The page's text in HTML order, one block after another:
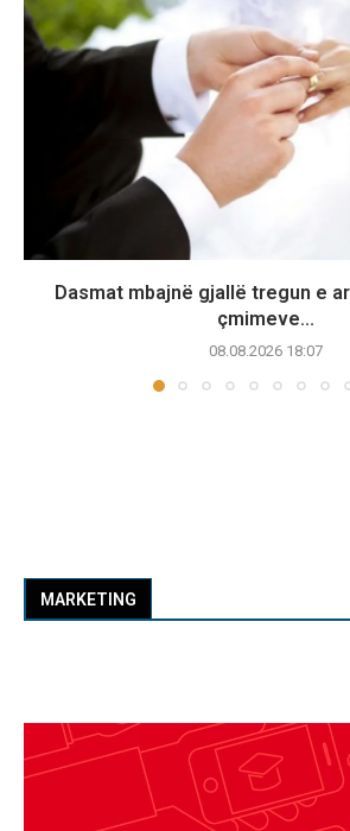
Dasmat mbajnë gjallë tregun e
çmimeve...
08.08.2026 18:07
MARKETING